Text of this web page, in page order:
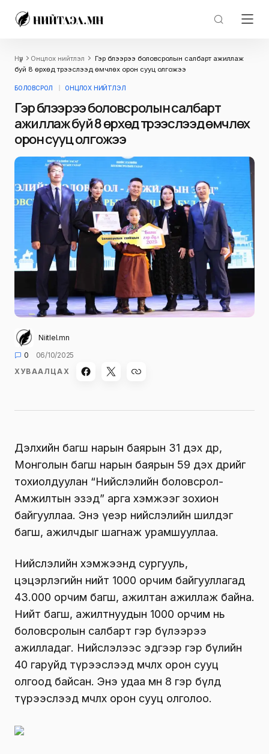
Нүүр Онцлох нийтлэл
Гэр бүлээрээ боловсролын салбарт ажиллаж
буй 8 өрхөд түрээслээд өмчлөх орон сууц олгожээ
БОЛОВСРОЛ ОНЦЛОХ НИЙТЛЭЛ
Гэр бүлээрээ боловсролын салбарт
ажиллаж буй 8 өрхөд түрээслээд өмчлөх
орон сууц олгожээ
Niitlel.mn
0
06/10/2025
ХУВААЛЦАХ
Дэлхийн багш нарын баярын 31 дэх өдөр,
Монголын багш нарын баярын 59 дэх өдрийг
тохиолдуулан “Нийслэлийн боловсрол-
Амжилтын эзэд” арга хэмжээг зохион
байгууллаа. Энэ үеэр нийслэлийн шилдэг
багш, ажилчдыг шагнаж урамшууллаа.
Нийслэлийн хэмжээнд сургууль,
цэцэрлэгийн нийт 1000 орчим байгууллагад
43.000 орчим багш, ажилтан ажиллаж байна.
Нийт багш, ажилтнуудын 1000 орчим нь
боловсролын салбарт гэр бүлээрээ
ажилладаг. Нийслэлээс эдгээр гэр бүлийн
40 гаруйд түрээслээд өмчлөх орон сууц
олгоод байсан. Энэ удаа мөн 8 гэр бүлд
түрээслээд өмчлөх орон сууц олголоо.